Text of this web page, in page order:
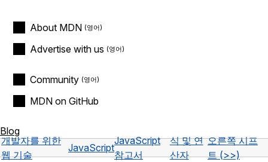
About MDN
Advertise with us
Community
MDN on GitHub
Blog
개발자를 위한
웹 기술
JavaScript
JavaScript
참고서
식 및 연
산자
오른쪽 시프
트 (>>)